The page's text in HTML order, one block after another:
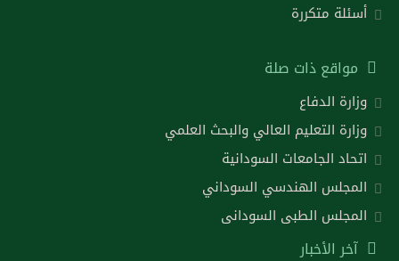
أسئلة متكررة
مواقع ذات صلة
وزارة الدفاع
وزارة التعليم العالي والبحث العلمي
اتحاد الجامعات السودانية
المجلس الهندسي السوداني
المجلس الطبى السودانى
آخر الأخبار